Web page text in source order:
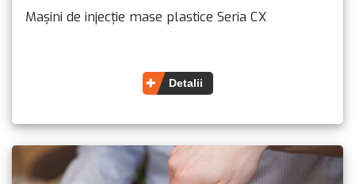
Mașini de injecție mase plastice Seria CX
Detalii